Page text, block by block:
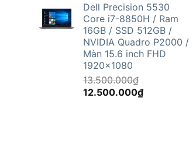
là:
16.500.000₫.
tại
là:
15.000.000₫.
Dell Precision 5530
Core i7-8850H / Ram
16GB / SSD 512GB /
NVIDIA Quadro P2000 /
Màn 15.6 inch FHD
1920x1080
13.500.000₫
Giá
12.500.000₫Giá